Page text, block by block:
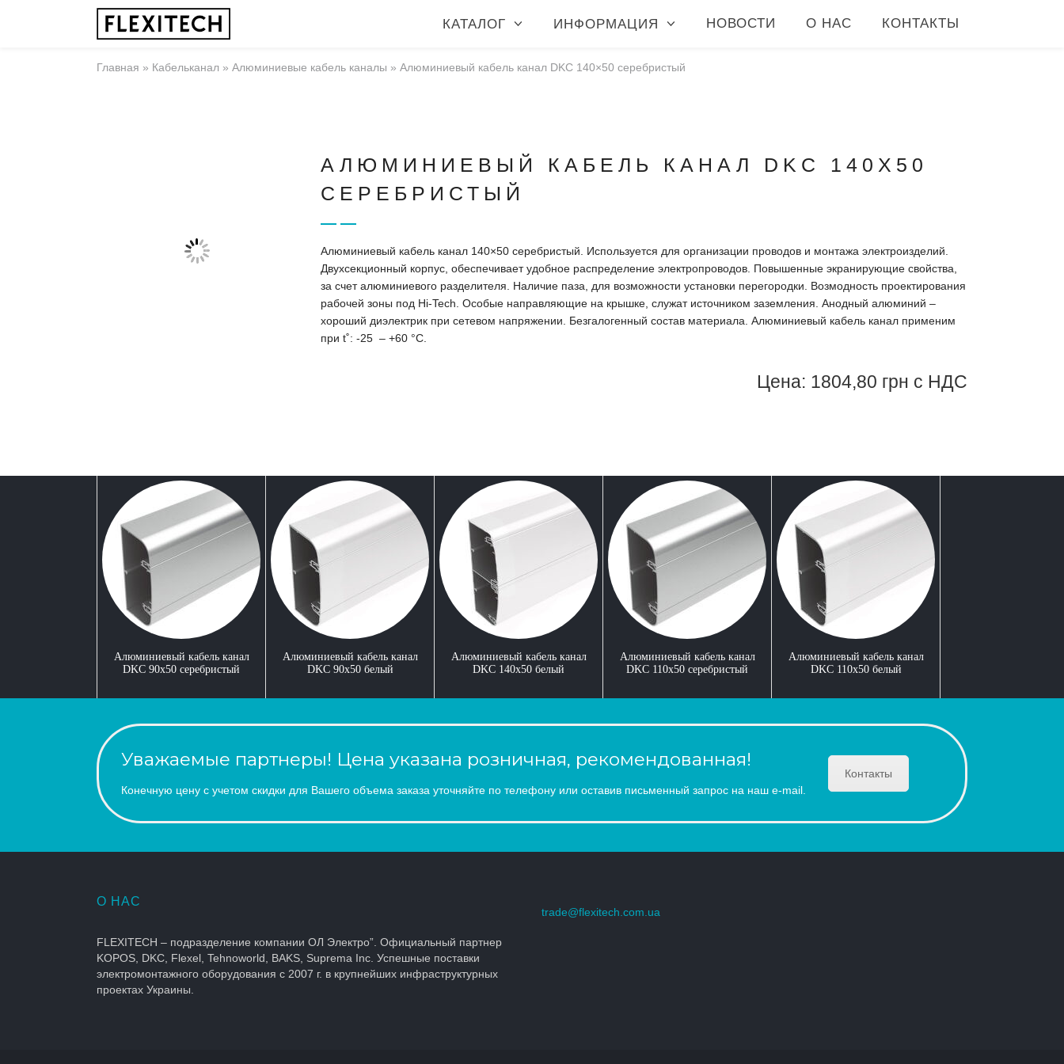
КАТАЛОГ ИНФОРМАЦИЯ НОВОСТИ О НАС КОНТАКТЫ
Главная » Кабельканал » Алюминиевые кабель каналы » Алюминиевый кабель канал DKC 140×50 серебристый
АЛЮМИНИЕВЫЙ КАБЕЛЬ КАНАЛ DKC 140X50
СЕРЕБРИСТЫЙ
Алюминиевый кабель канал 140×50 серебристый. Используется для организации проводов и монтажа электроизделий.
Двухсекционный корпус, обеспечивает удобное распределение электропроводов. Повышенные экранирующие свойства,
за счет алюминиевого разделителя. Наличие паза, для возможности установки перегородки. Возмодность проектирования
рабочей зоны под Hi-Tech. Особые направляющие на крышке, служат источником заземления. Анодный алюминий –
хороший диэлектрик при сетевом напряжении. Безгалогенный состав материала. Алюминиевый кабель канал применим
при t˚: -25 – +60 °С.
Цена: 1804,80 грн с НДС
Алюминиевый кабель канал
DKC 90x50 серебристый
Алюминиевый кабель канал
DKC 90x50 белый
Алюминиевый кабель канал
DKC 140x50 белый
Алюминиевый кабель канал
DKC 110x50 серебристый
Алюминиевый кабель канал
DKC 110x50 белый
Уважаемые партнеры! Цена указана розничная, рекомендованная!
Конечную цену с учетом скидки для Вашего объема заказа уточняйте по телефону или оставив письменный запрос на наш e-mail.
Контакты
О НАС
FLEXITECH – подразделение компании ОЛ Электро”. Официальный партнер
KOPOS, DKC, Flexel, Tehnoworld, BAKS, Suprema Inc. Успешные поставки
электромонтажного оборудования с 2007 г. в крупнейших инфраструктурных
проектах Украины.
trade@flexitech.com.ua